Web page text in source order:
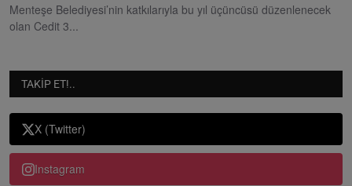
Menteşe Belediyesi’nin katkılarıyla bu yıl üçüncüsü düzenlenecek
olan Cedit 3...
TAKIP ET!..
X (Twitter)
Instagram